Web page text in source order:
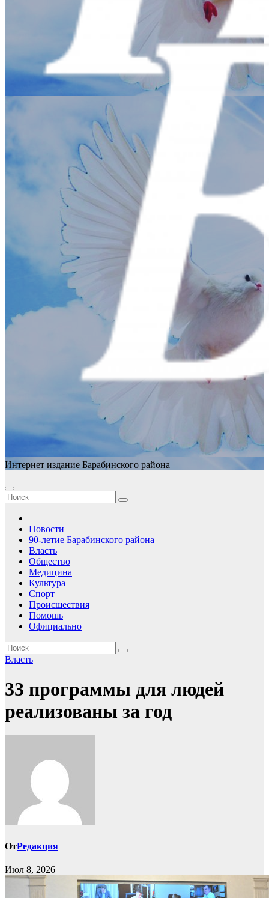
Интернет издание Барабинского района
Новости
90-летие Барабинского района
Власть
Общество
Медицина
Культура
Спорт
Происшествия
Помошь
Официально
Власть
33 программы для людей
реализованы за год
ОтРедакция
Июл 8, 2026